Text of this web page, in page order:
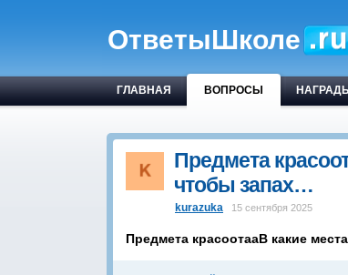
ОтветыШколе
ГЛАВНАЯ ВОПРОСЫ НАГРАДЫ
Предмета
чтобы запах…
kurazuka 15 сентября 2025
Предмета красоотааВ какие